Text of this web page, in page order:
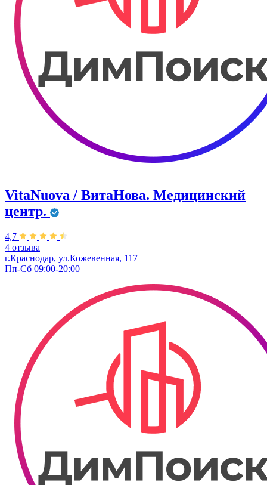
VitaNuova / ВитаНова. Медицинский
центр.
4,7
4 отзыва
г.Краснодар, ул.Кожевенная, 117
Пп-Сб 09:00-20:00